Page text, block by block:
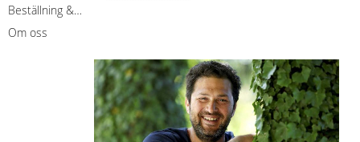
Beställning & leverans
Om oss